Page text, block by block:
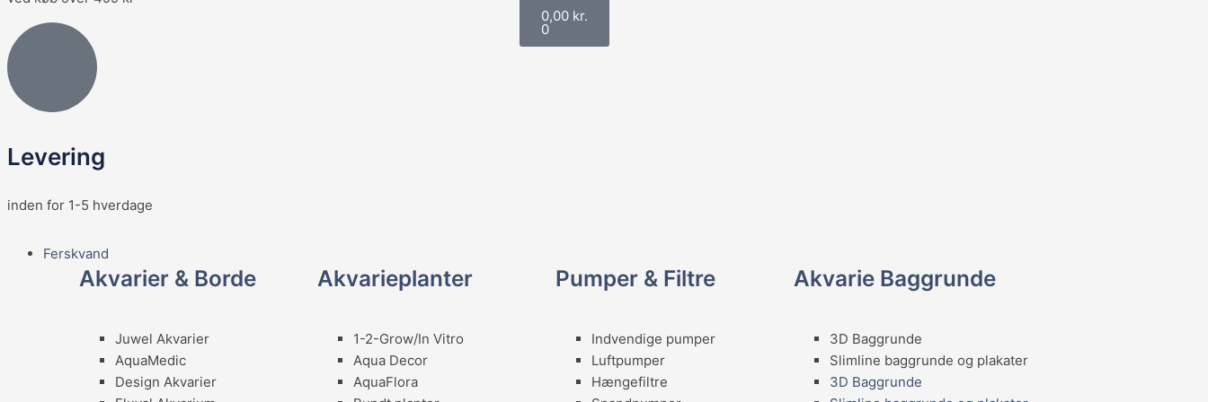
o
u
a
r
Levering
inden for 1-5 hverdage
0,00 kr.
0
Menu
Ferskvand
Akvarier & Borde
Juwel Akvarier
AquaMedic
Design Akvarier
Akvarieplanter
1-2-Grow/In Vitro
Aqua Decor
AquaFlora
Pumper & Filtre
Indvendige pumper
Luftpumper
Hængefiltre
Akvarie Baggrunde
3D Baggrunde
Slimline baggrunde og plakater
3D Baggrunde